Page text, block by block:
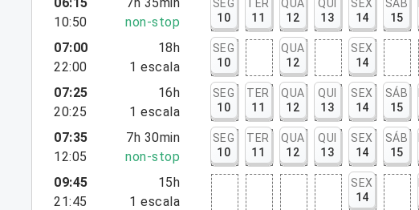
10:50
non-stop
SEG
10
TER
11
QUA
12
QUI
13
SEX
14
SÁB
15
07:00
22:00
18h
1 escala
SEG
10
QUA
12
SEX
14
07:25
20:25
16h
1 escala
SEG
10
TER
11
QUA
12
QUI
13
SEX
14
SÁB
15
07:35
12:05
7h 30min
non-stop
SEG
10
TER
11
QUA
12
QUI
13
SEX
14
SÁB
15
09:45
21:45
15h
1 escala
SEX
14